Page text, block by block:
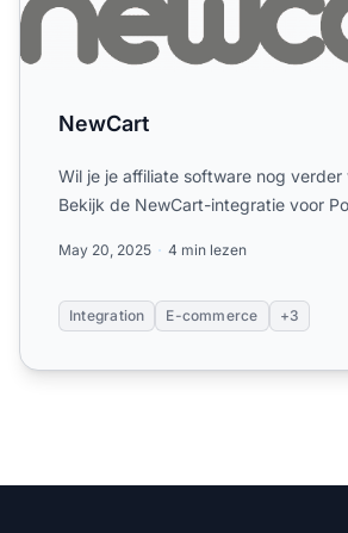
NewCart
Wil je je affiliate software nog verder
Bekijk de NewCart-integratie voor
May 20, 2025 4 min lezen
Integration E-commerce +3